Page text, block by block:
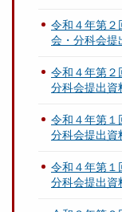
令和４年第
会・分科会提
令和４年第
分科会提出資
令和４年第
分科会提出資
令和４年第
分科会提出資